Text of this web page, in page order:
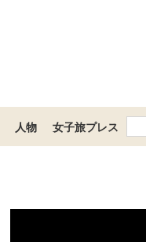
人物 女子旅プレス